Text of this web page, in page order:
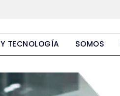
TECNOLOGÍA SOMOS